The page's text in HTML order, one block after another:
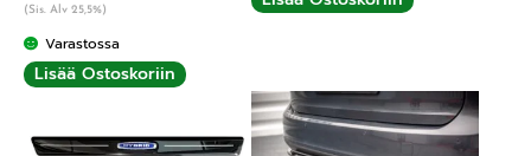
(Sis. Alv 25,5%)
Varastossa
Lisää Ostoskoriin